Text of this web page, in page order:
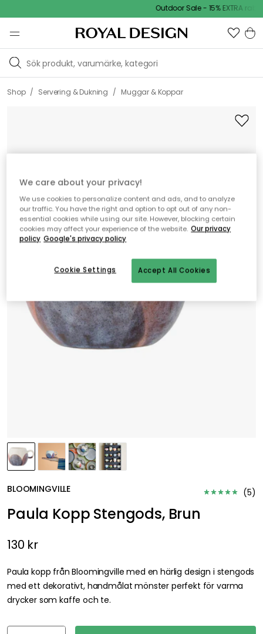
Outdoor Sale - 15% EXTRA rabatt
Shop / Servering & Dukning / Muggar & Koppar
BLOOMINGVILLE (5)
Paula Kopp Stengods, Brun
130 kr
Paula kopp från Bloomingville med en härlig design i stengods
med ett dekorativt, handmålat mönster perfekt för varma
drycker som kaffe och te.
We care about your privacy!
We use cookies to personalize content and ads, and to analyze
our traffic. You have the right and option to opt out of any non-
essential cookies while using our site. However, blocking certain
cookies may affect your experience of the website. Our privacy
policy Google's privacy policy
Accept All Cookies
Cookie Settings